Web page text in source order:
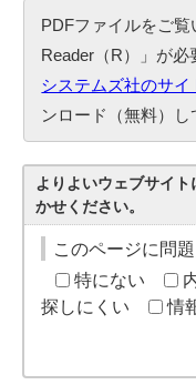
PDFファイルをご覧
Reader（R）」が
システムズ社のサ
ンロード（無料）し
よりよいウェブサイ
かせください。
このページに問
特にない
探しにくい
情